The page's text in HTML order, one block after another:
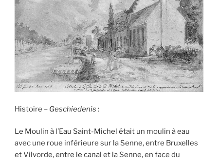
Histoire – Geschiedenis :
Le Moulin à l’Eau Saint-Michel était un moulin à eau
avec une roue inférieure sur la Senne, entre Bruxelles
et Vilvorde, entre le canal et la Senne, en face du